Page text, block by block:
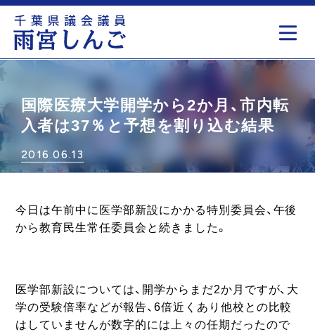
国際医療大学開学から2か月、市内転
入者は37％と予想を割り込む結果
2016.06.13
今日は午前中に医学部新設にかかる特別委員会、午後
から教育民生常任委員会と続きました。
医学部新設については、 開学からまだ2か月ですが、大
学の受験倍率などが報告、6倍近くあり他校との比較
はしていませんが数字的には上々の任期だったので